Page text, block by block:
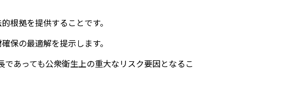
根拠を提供することです。
保の最適解を提示します。
あっても公衆衛生上の重大なリスク要因となるこ